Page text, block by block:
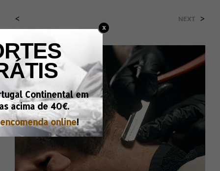
< NEXT >
Continental em
acima de 40€.
encomenda online!